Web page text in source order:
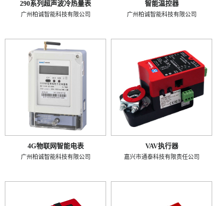
290系列超声波冷热量表
广州柏诚智能科技有限公司
智能温控器
广州柏诚智能科技有限公司
4G物联网智能电表
广州柏诚智能科技有限公司
VAV执行器
嘉兴市通泰科技有限责任公司